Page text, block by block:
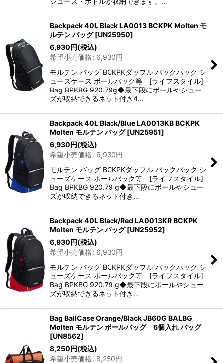
Backpack 40L Black LA0013 BCKPK Molten モ
ルテン バッグ [UN25950]
6,930円(税込)
希望小売価格: 6,930円
モルテン バッグ BCKPKダッフル バックパック シ
ューズケース ボールバック等 [ライフスタイル]
Bag BPKBG 920.79g◆最下段にボールやシュー
ズが収納できるネット付き4…
Backpack 40L Black/Blue LA0013KB BCKPK
Molten モルテン バッグ [UN25951]
6,930円(税込)
希望小売価格: 6,930円
モルテン バッグ BCKPKダッフル バックパック シ
ューズケース ボールバック等 [ライフスタイル]
Bag BPKBG 920.79 g◆最下段にボールやシュー
ズが収納できるネット付き…
Backpack 40L Black/Red LA0013KR BCKPK
Molten モルテン バッグ [UN25952]
6,930円(税込)
希望小売価格: 6,930円
モルテン バッグ BCKPKダッフル バックパック シ
ューズケース ボールバック等 [ライフスタイル]
Bag BPKBG 920.79 g◆最下段にボールやシュー
ズが収納できるネット付き…
Bag BallCase Orange/Black JB60G BALBG
Molten モルテン ボールバッグ 6個入れ バッグ
[UN8562]
8,250円(税込)
希望小売価格: 8,250円